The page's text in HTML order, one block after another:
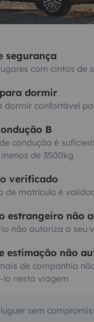
segurança
com cintos de
dormir
dormir confortável
B
condução é
de 3500kg
verificado
de matrícula é
estrangeiro não
não autoriza o seu
estimação não
de companhia
lo nesta viagem
sem